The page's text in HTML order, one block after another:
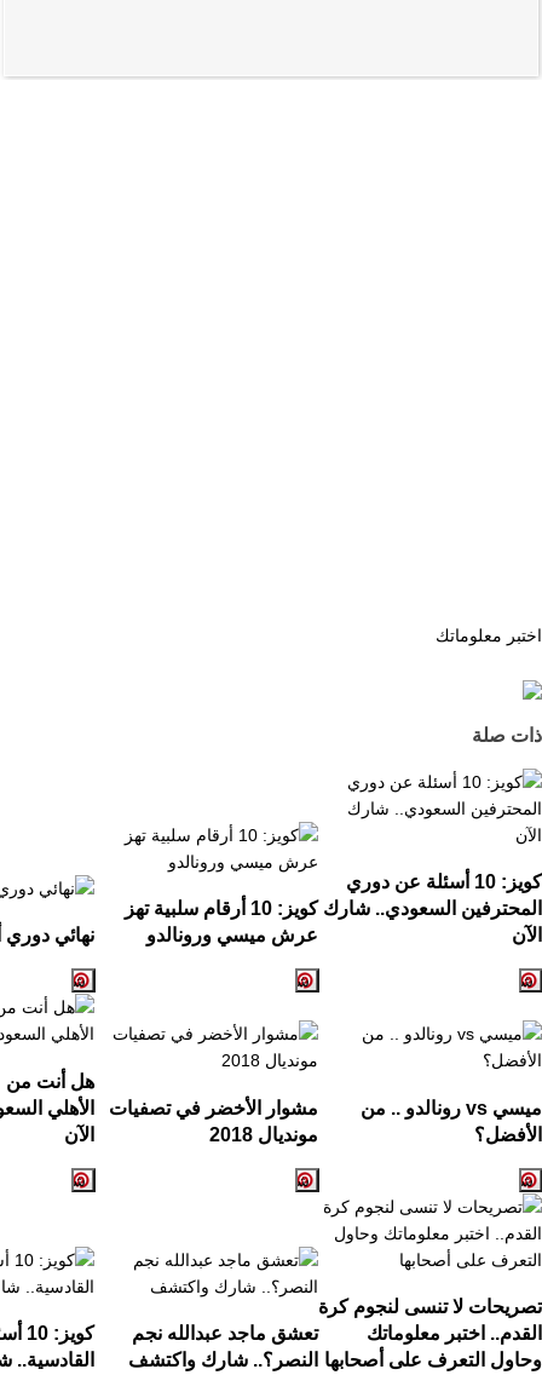
اختبر معلوماتك
ذات صلة
كويز: 10 أسئلة عن دوري
المحترفين السعودي.. شارك
الآن
كويز: 10 أرقام سلبية تهز
عرش ميسي ورونالدو
نهائي دوري
ميسي vs رونالدو .. من
الأفضل؟
مشوار الأخضر في تصفيات
مونديال 2018
هل أنت من
الأهلي
الآن
تصريحات لا تنسى لنجوم كرة
القدم.. اختبر معلوماتك
وحاول التعرف على أصحابها
تعشق ماجد عبدالله نجم
النصر؟.. شارك واكتشف
كويز: 10
القادسية..